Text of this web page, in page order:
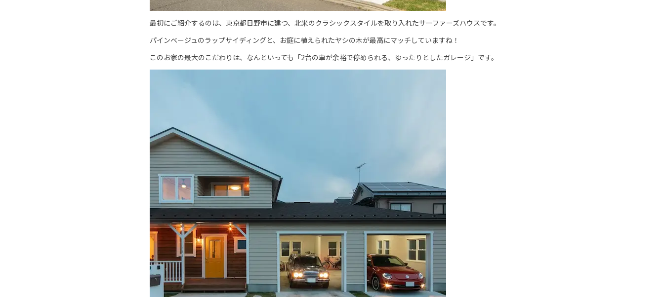
最初にご紹介するのは、東京都日野市に建つ、北米のクラシックスタイルを取り入れたサーファーズハウスです。
パインベージュのラップサイディングと、お庭に植えられたヤシの木が最高にマッチしていますね！
このお家の最大のこだわりは、なんといっても「2台の車が余裕で停められる、ゆったりとしたガレージ」です。